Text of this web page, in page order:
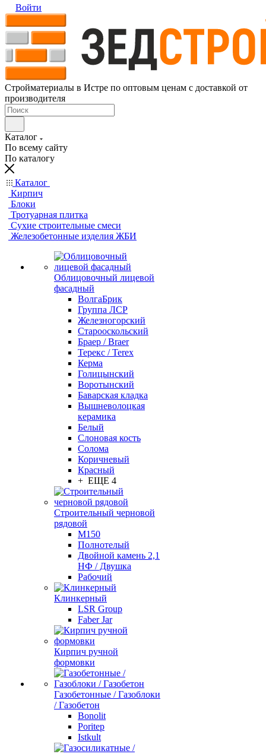
Войти
Стройматериалы в Истре по оптовым ценам с доставкой от
производителя
Каталог
По всему сайту
По каталогу
Каталог
Кирпич
Блоки
Тротуарная плитка
Сухие строительные смеси
Железобетонные изделия ЖБИ
Облицовочный лицевой
фасадный
ВолгаБрик
Группа ЛСР
Железногорский
Старооскольский
Браер / Braer
Терекс / Terex
Керма
Голицынский
Воротынский
Баварская кладка
Вышневолоцкая
керамика
Белый
Слоновая кость
Солома
Коричневый
Красный
+ ЕЩЕ 4
Строительный черновой
рядовой
М150
Полнотелый
Двойной камень 2,1
НФ / Двушка
Рабочий
Клинкерный
LSR Group
Faber Jar
Кирпич ручной
формовки
Газобетонные / Газоблоки
/ Газобетон
Bonolit
Poritep
Istkult